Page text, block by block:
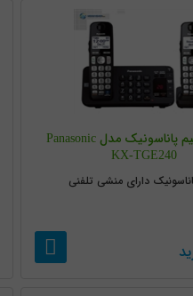
تلفن بیسیم پاناسونیک مدل Panasonic
KX-TGE240
دارای منشی تلفنی